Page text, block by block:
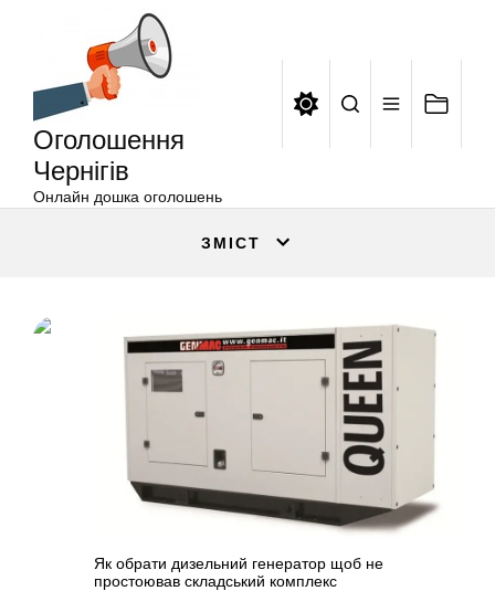
Оголошення
Чернігів
Онлайн дошка оголошень
ЗМІСТ
Як обрати дизельний генератор щоб не
простоював складський комплекс